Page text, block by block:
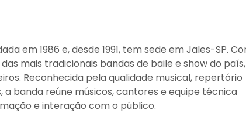
em 1986 e, desde 1991, tem sede em Jales-SP.
mais tradicionais bandas de baile e show do país,
Reconhecida pela qualidade musical, repertório
banda reúne músicos, cantores e equipe técnica
e interação com o público.